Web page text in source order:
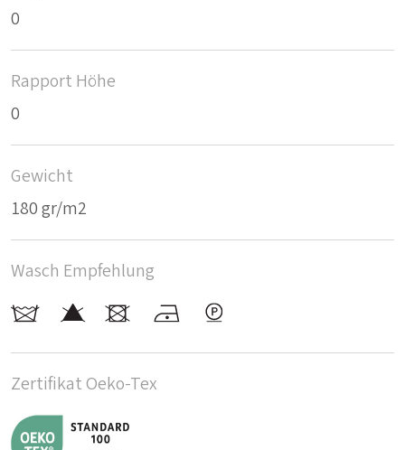
0
Rapport Höhe
0
Gewicht
180 gr/m2
Wasch Empfehlung
Zertifikat Oeko-Tex